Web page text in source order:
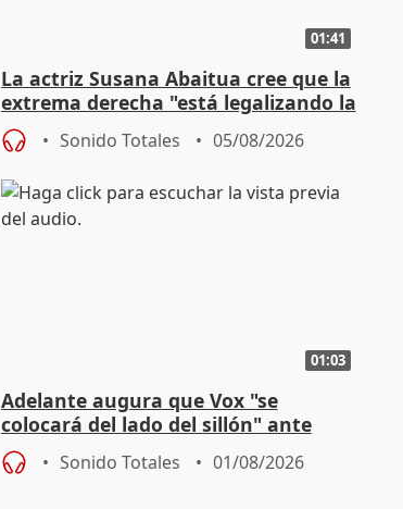
01:41
La actriz Susana Abaitua cree que la
extrema derecha "está legalizando la
homofobia"
Sonido Totales 05/08/2026
01:03
Adelante augura que Vox "se
colocará del lado del sillón" ante
iniciativas de la oposición
Sonido Totales 01/08/2026